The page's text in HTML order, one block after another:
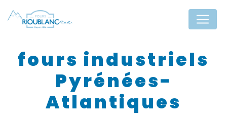
fours industriels
Pyrénées-
Atlantiques